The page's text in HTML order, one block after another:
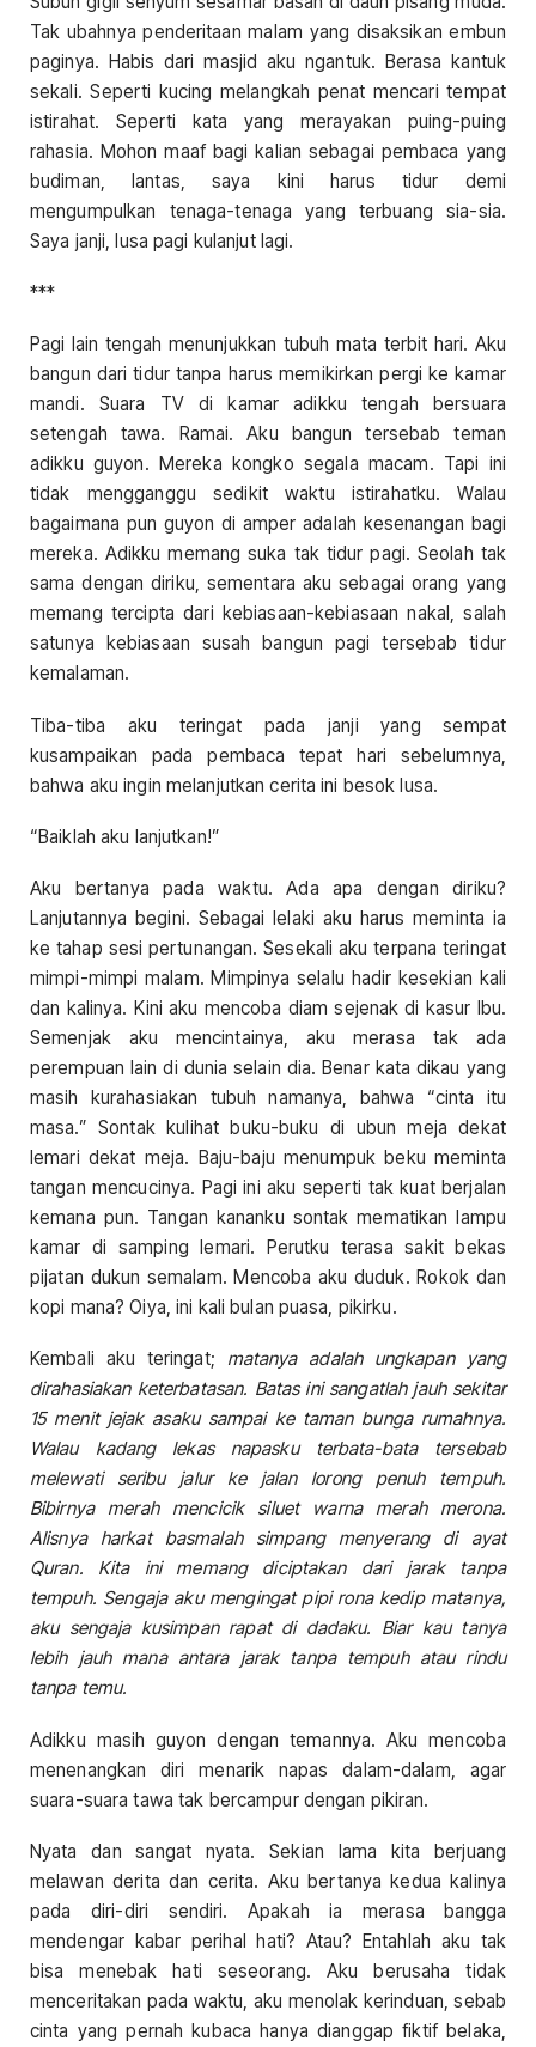
Tak ubahnya penderitaan malam yang disaksikan embun
paginya. Habis dari masjid aku ngantuk. Berasa kantuk
sekali. Seperti kucing melangkah penat mencari tempat
istirahat. Seperti kata yang merayakan puing-puing
rahasia. Mohon maaf bagi kalian sebagai pembaca yang
budiman, lantas, saya kini harus tidur demi
mengumpulkan tenaga-tenaga yang terbuang sia-sia.
Saya janji, lusa pagi kulanjut lagi.
***
Pagi lain tengah menunjukkan tubuh mata terbit hari. Aku
bangun dari tidur tanpa harus memikirkan pergi ke kamar
mandi. Suara TV di kamar adikku tengah bersuara
setengah tawa. Ramai. Aku bangun tersebab teman
adikku guyon. Mereka kongko segala macam. Tapi ini
tidak mengganggu sedikit waktu istirahatku. Walau
bagaimana pun guyon di amper adalah kesenangan bagi
mereka. Adikku memang suka tak tidur pagi. Seolah tak
sama dengan diriku, sementara aku sebagai orang yang
memang tercipta dari kebiasaan-kebiasaan nakal, salah
satunya kebiasaan susah bangun pagi tersebab tidur
kemalaman.
Tiba-tiba aku teringat pada janji yang sempat
kusampaikan pada pembaca tepat hari sebelumnya,
bahwa aku ingin melanjutkan cerita ini besok lusa.
“Baiklah aku lanjutkan!”
Aku bertanya pada waktu. Ada apa dengan diriku?
Lanjutannya begini. Sebagai lelaki aku harus meminta ia
ke tahap sesi pertunangan. Sesekali aku terpana teringat
mimpi-mimpi malam. Mimpinya selalu hadir kesekian kali
dan kalinya. Kini aku mencoba diam sejenak di kasur Ibu.
Semenjak aku mencintainya, aku merasa tak ada
perempuan lain di dunia selain dia. Benar kata dikau yang
masih kurahasiakan tubuh namanya, bahwa “cinta itu
masa.” Sontak kulihat buku-buku di ubun meja dekat
lemari dekat meja. Baju-baju menumpuk beku meminta
tangan mencucinya. Pagi ini aku seperti tak kuat berjalan
kemana pun. Tangan kananku sontak mematikan lampu
kamar di samping lemari. Perutku terasa sakit bekas
pijatan dukun semalam. Mencoba aku duduk. Rokok dan
kopi mana? Oiya, ini kali bulan puasa, pikirku.
Kembali aku teringat; matanya adalah ungkapan yang
dirahasiakan keterbatasan. Batas ini sangatlah jauh sekitar
15 menit jejak asaku sampai ke taman bunga rumahnya.
Walau kadang lekas napasku terbata-bata tersebab
melewati seribu jalur ke jalan lorong penuh tempuh.
Bibirnya merah mencicik siluet warna merah merona.
Alisnya harkat basmalah simpang menyerang di ayat
Quran. Kita ini memang diciptakan dari jarak tanpa
tempuh. Sengaja aku mengingat pipi rona kedip matanya,
aku sengaja kusimpan rapat di dadaku. Biar kau tanya
lebih jauh mana antara jarak tanpa tempuh atau rindu
tanpa temu.
Adikku masih guyon dengan temannya. Aku mencoba
menenangkan diri menarik napas dalam-dalam, agar
suara-suara tawa tak bercampur dengan pikiran.
Nyata dan sangat nyata. Sekian lama kita berjuang
melawan derita dan cerita. Aku bertanya kedua kalinya
pada diri-diri sendiri. Apakah ia merasa bangga
mendengar kabar perihal hati? Atau? Entahlah aku tak
bisa menebak hati seseorang. Aku berusaha tidak
menceritakan pada waktu, aku menolak kerinduan, sebab
cinta yang pernah kubaca hanya dianggap fiktif belaka,